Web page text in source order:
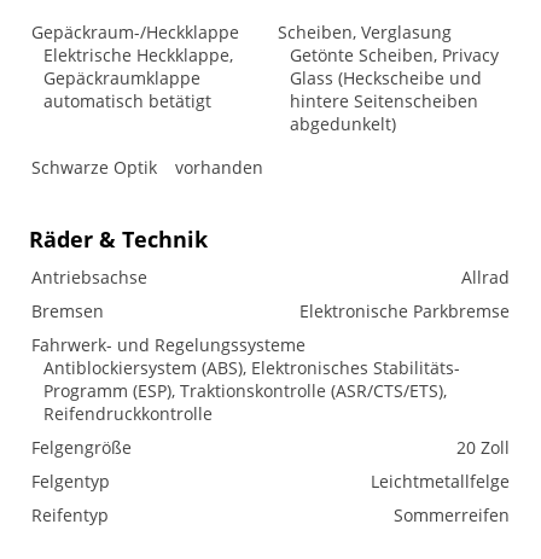
Gepäckraum-/Heckklappe
Elektrische Heckklappe,
Gepäckraumklappe
automatisch betätigt
Scheiben, Verglasung
Getönte Scheiben, Privacy
Glass (Heckscheibe und
hintere Seitenscheiben
abgedunkelt)
Schwarze Optik
vorhanden
Räder & Technik
Antriebsachse
Allrad
Bremsen
Elektronische Parkbremse
Fahrwerk- und Regelungssysteme
Antiblockiersystem (ABS), Elektronisches Stabilitäts-
Programm (ESP), Traktionskontrolle (ASR/CTS/ETS),
Reifendruckkontrolle
Felgengröße
20 Zoll
Felgentyp
Leichtmetallfelge
Reifentyp
Sommerreifen